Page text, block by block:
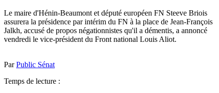
Le maire d'Hénin-Beaumont et député européen FN Steeve Briois
assurera la présidence par intérim du FN à la place de Jean-François
Jalkh, accusé de propos négationnistes qu'il a démentis, a annoncé
vendredi le vice-président du Front national Louis Aliot.
ParPublic Sénat
Temps de lecture :